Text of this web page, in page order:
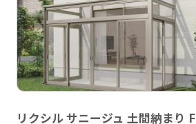
リクシル サニージュ 土間納まり F